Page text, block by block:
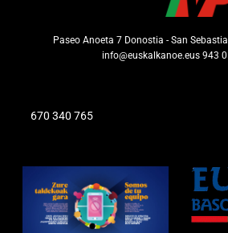
Paseo Anoeta 7 Donostia - San
info@euskalkanoe.eus 943
670 340 765